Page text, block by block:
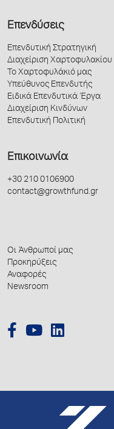
Επενδύσεις
Επενδυτική Στρατηγική
Διαχείριση Χαρτοφυλακίου
Το Χαρτοφυλάκιό μας
Υπεύθυνος Επενδυτής
Ειδικά Επενδυτικά Έργα
Διαχείριση Κινδύνων
Επενδυτική Πολιτική
Επικοινωνία
+30 210 0106900
contact@growthfund.gr
Οι Άνθρωποί μας
Προκηρύξεις
Αναφορές
Newsroom